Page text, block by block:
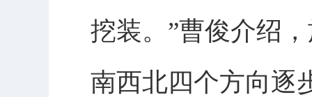
挖装。”曹俊介绍
南西北四个方向逐